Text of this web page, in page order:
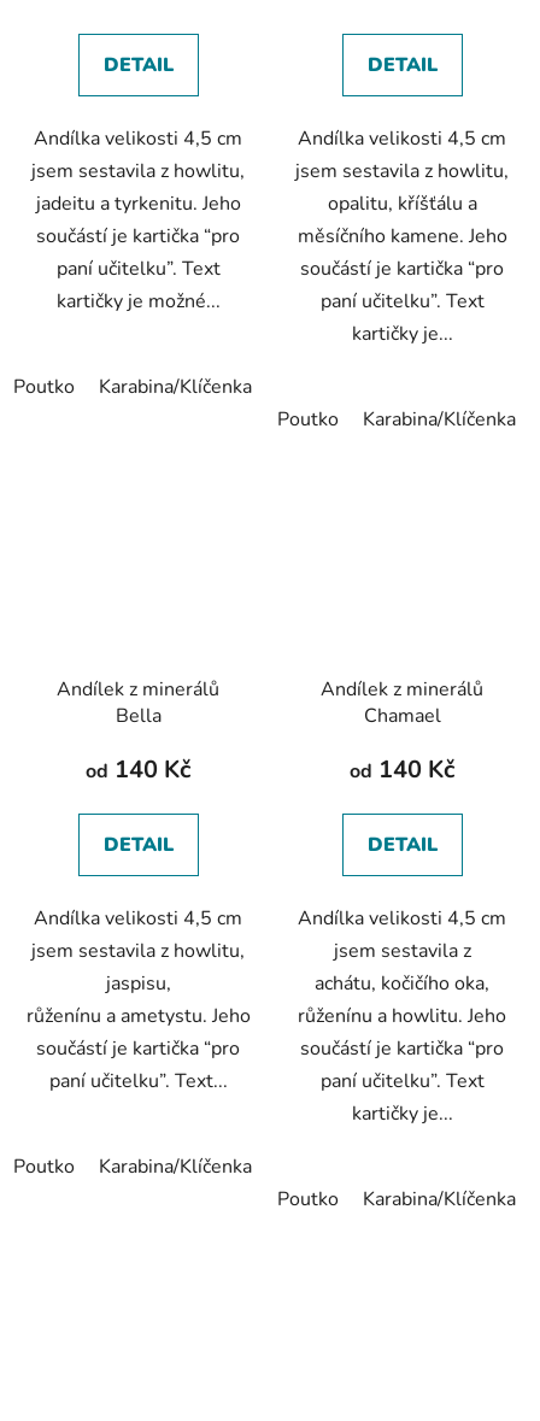
DETAIL
Andílka velikosti 4,5 cm
jsem sestavila z howlitu,
jadeitu a tyrkenitu. Jeho
součástí je kartička “pro
paní učitelku”. Text
kartičky je možné...
Poutko Karabina/Klíčenka
DETAIL
Andílka velikosti 4,5 cm
jsem sestavila z howlitu,
opalitu, kříšťálu a
měsíčního kamene. Jeho
součástí je kartička “pro
paní učitelku”. Text
kartičky je...
Poutko Karabina/Klíčenka
Andílek z minerálů
Bella
od 140 Kč
DETAIL
Andílka velikosti 4,5 cm
jsem sestavila z howlitu,
jaspisu,
růženínu a ametystu. Jeho
součástí je kartička “pro
paní učitelku”. Text...
Poutko Karabina/Klíčenka
Andílek z minerálů
Chamael
od 140 Kč
DETAIL
Andílka velikosti 4,5 cm
jsem sestavila z
achátu, kočičího oka,
růženínu a howlitu. Jeho
součástí je kartička “pro
paní učitelku”. Text
kartičky je...
Poutko Karabina/Klíčenka